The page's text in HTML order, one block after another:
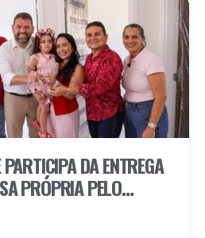
PARTICIPA DA ENTREGA
PRÓPRIA PELO
BEM PE